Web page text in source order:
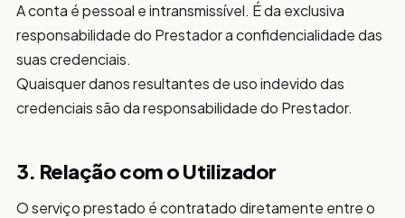
A conta é pessoal e intransmissível. É da exclusiva
responsabilidade do Prestador a confidencialidade das
suas credenciais.
Quaisquer danos resultantes de uso indevido das
credenciais são da responsabilidade do Prestador.
3. Relação com o Utilizador
O serviço prestado é contratado diretamente entre o